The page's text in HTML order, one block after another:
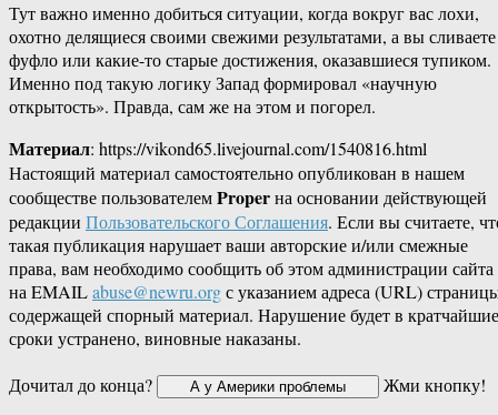
Тут важно именно добиться ситуации, когда вокруг вас лохи,
охотно делящиеся своими свежими результатами, а вы сливаете
фуфло или какие-то старые достижения, оказавшиеся тупиком.
Именно под такую логику Запад формировал «научную
открытость». Правда, сам же на этом и погорел.
Материал: https://vikond65.livejournal.com/1540816.html
Настоящий материал самостоятельно опубликован в нашем
сообществе пользователемProperна основании действующей
редакции Пользовательского Соглашения. Если вы считаете,
такая публикация нарушает ваши авторские и/или смежные
права, вам необходимо сообщить об этом администрации сайта
на EMAILabuse@newru.orgс указанием адреса (URL)
содержащей спорный материал. Нарушение будет в кратчайшие
сроки устранено, виновные наказаны.
Дочитал до конца?
Жми кнопку!